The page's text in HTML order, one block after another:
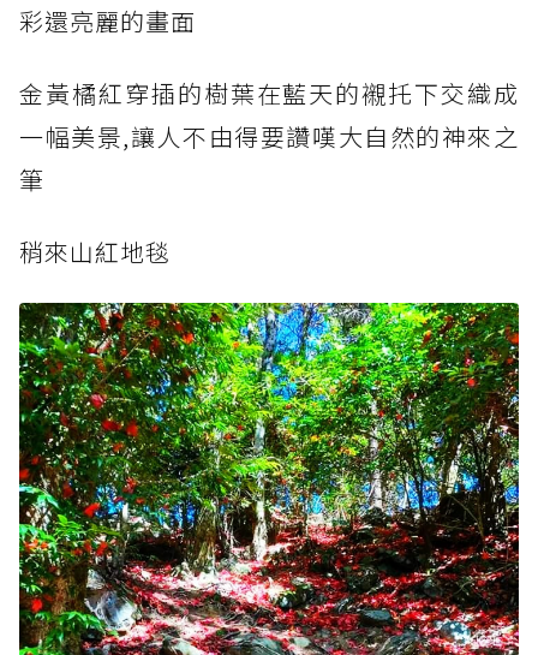
彩還亮麗的畫面
金黃橘紅穿插的樹葉在藍天的襯托下交織成
一幅美景,讓人不由得要讚嘆大自然的神來之
筆
稍來山紅地毯